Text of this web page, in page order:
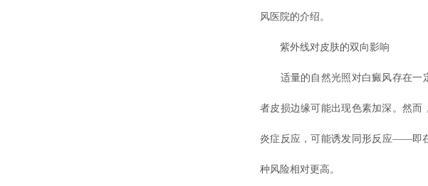
风医院的介绍。
紫外线对皮肤的双向影响
适量的自然光照对白癜风存在一
者皮损边缘可能出现色素加深。然
炎症反应，可能诱发同形反应——即
种风险相对更高。